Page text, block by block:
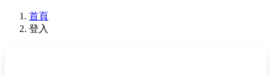
首頁
登入